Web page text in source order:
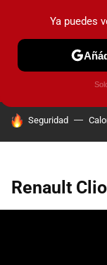
PRUEBAS
HOY SE HABLA DE
Seguridad
Renault
Ya puedes